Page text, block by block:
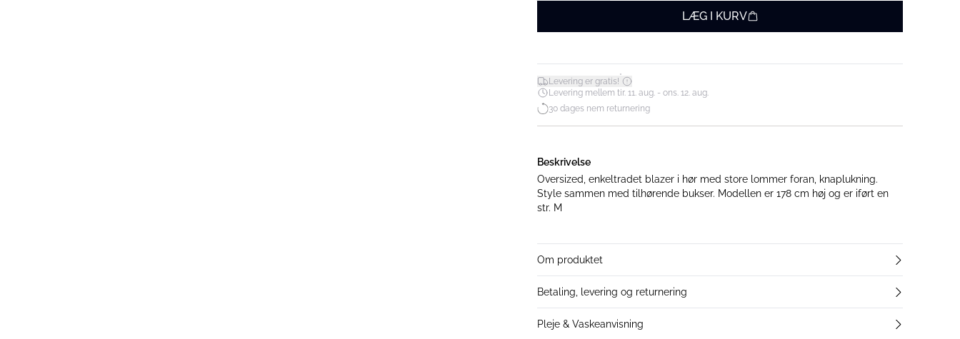
LÆG I KURV
Levering er gratis!*
Levering mellem tir. 11. aug. - ons. 12. aug.
30 dages nem returnering
Beskrivelse
Oversized, enkeltradet blazer i hør med store lommer foran, knaplukning.
Style sammen med tilhørende bukser. Modellen er 178 cm høj og er iført en
str. M
Om produktet
Betaling, levering og returnering
Pleje & Vaskeanvisning